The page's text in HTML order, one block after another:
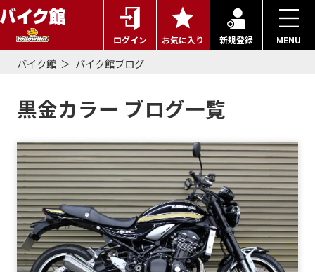
ログイン お気に入り 新規登録 MENU
バイク館 バイク館ブログ
黒金カラー ブログ一覧